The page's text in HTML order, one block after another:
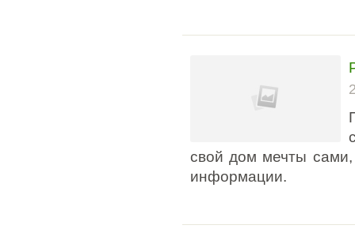
свой дом мечты
информации.